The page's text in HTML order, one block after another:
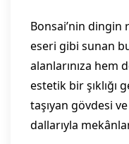
Bonsai’nin
eseri gibi sunan
alanlarınıza hem
estetik bir şıklığı
taşıyan gövdesi
dallarıyla